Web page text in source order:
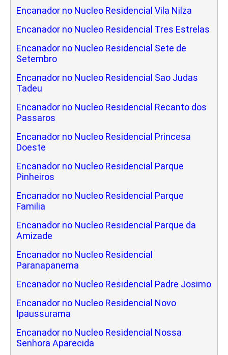
Encanador no Nucleo Residencial Vila Nilza
Encanador no Nucleo Residencial Tres Estrelas
Encanador no Nucleo Residencial Sete de
Setembro
Encanador no Nucleo Residencial Sao Judas
Tadeu
Encanador no Nucleo Residencial Recanto dos
Passaros
Encanador no Nucleo Residencial Princesa
Doeste
Encanador no Nucleo Residencial Parque
Pinheiros
Encanador no Nucleo Residencial Parque
Familia
Encanador no Nucleo Residencial Parque da
Amizade
Encanador no Nucleo Residencial
Paranapanema
Encanador no Nucleo Residencial Padre Josimo
Encanador no Nucleo Residencial Novo
Ipaussurama
Encanador no Nucleo Residencial Nossa
Senhora Aparecida